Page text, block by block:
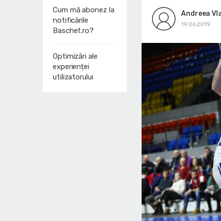
Cum mă abonez la
notificările
Baschet.ro?
Optimizări ale
experienței
utilizatorului
Andreea
19.06.2019